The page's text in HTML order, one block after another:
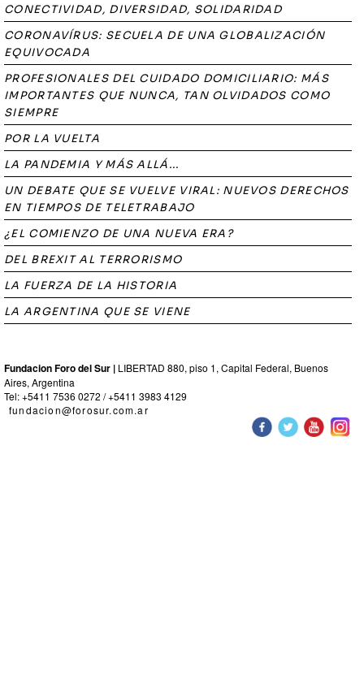
CONECTIVIDAD, DIVERSIDAD, SOLIDARIDAD
CORONAVÍRUS: SECUELA DE UNA GLOBALIZACIÓN
EQUIVOCADA
PROFESIONALES DEL CUIDADO DOMICILIARIO: MÁS
IMPORTANTES QUE NUNCA, TAN OLVIDADOS COMO
SIEMPRE
POR LA VUELTA
LA PANDEMIA Y MÁS ALLÁ...
UN DEBATE QUE SE VUELVE VIRAL: NUEVOS DERECHOS
EN TIEMPOS DE TELETRABAJO
¿EL COMIENZO DE UNA NUEVA ERA?
DEL BREXIT AL TERRORISMO
LA FUERZA DE LA HISTORIA
LA ARGENTINA QUE SE VIENE
Fundacion Foro del Sur | LIBERTAD 880, piso 1, Capital Federal, Buenos
Aires, Argentina
Tel: +5411 7536 0272 / +5411 3983 4129
fundacion@forosur.com.ar